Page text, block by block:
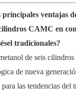
principales ventajas
CAMC en
tradicionales?
de seis
de nueva
las tendencias del